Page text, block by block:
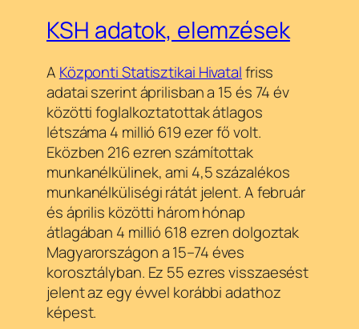
KSH adatok, elemzések
A Központi Statisztikai Hivatalfriss
adatai szerint áprilisban a 15 és 74 év
közötti foglalkoztatottak átlagos
létszáma 4 millió 619 ezer fő volt.
Eközben 216 ezren számítottak
munkanélkülinek, ami 4,5 százalékos
munkanélküliségi rátát jelent. A február
és április közötti három hónap
átlagában 4 millió 618 ezren dolgoztak
Magyarországon a 15–74 éves
korosztályban. Ez 55 ezres visszaesést
jelent az egy évvel korábbi adathoz
képest.